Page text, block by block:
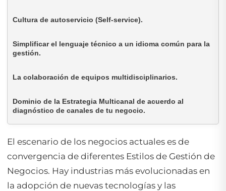
Cultura de autoservicio (Self-service).
Simplificar el lenguaje técnico a un idioma común para la
gestión.
La colaboración de equipos multidisciplinarios.
Dominio de la Estrategia Multicanal de acuerdo al
diagnóstico de canales de tu negocio.
El escenario de los negocios actuales es de
convergencia de diferentes Estilos de Gestión de
Negocios. Hay industrias más evolucionadas en
la adopción de nuevas tecnologías y las